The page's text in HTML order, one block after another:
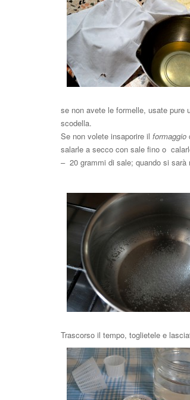
se non avete le formelle, usate pure
scodella.
Se non volete insaporire il formaggio
salarle a secco con sale fino o
– 20 grammi di sale; quando si sarà
Trascorso il tempo, toglietele e